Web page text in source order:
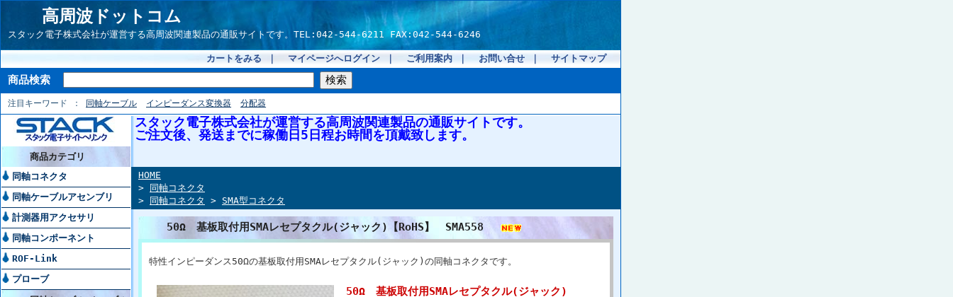
高周波ドットコム
スタック電子株式会社が運営する高周波関連製品の通販サイトです。TEL:042-544-6211 FAX:042-544-6246
カートをみる マイページへログイン ご利用案内 お問い合せ サイトマップ
商品検索
注目キーワード 同軸ケーブル インピーダンス変換器 分配器
商品カテゴリ
同軸コネクタ
同軸ケーブルアセンブリ
計測器用アクセサリ
同軸コンポーネント
ROF-Link
プローブ
スタック電子株式会社が運営する高周波関連製品の通販サイトです。
ご注文後、発送までに稼働日5日程お時間を頂戴致します。
HOME
>
同軸コネクタ
>
同軸コネクタ > SMA型コネクタ
50Ω 基板取付用SMAレセプタクル(ジャック)【RoHS】 SMA558
特性インピーダンス50Ωの基板取付用SMAレセプタクル(ジャック)の同軸コネクタです。
50Ω 基板取付用SMAレセプタクル(ジャック)